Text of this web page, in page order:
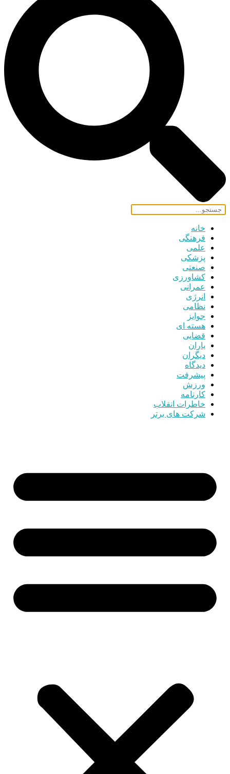
خانه
فرهنگی
علمی
پزشکی
صنعتی
کشاورزی
عمرانی
انرژی
نظامی
جوایز
هسته ای
قضایی
یاران
دیگران
دیدگاه
پیشرفت
ورزش
کارنامه
خاطرات انقلاب
شرکت های برتر